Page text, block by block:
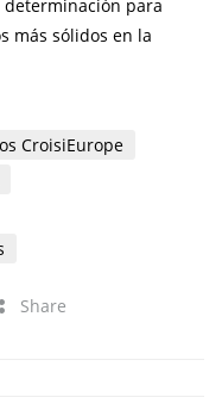
determinación para
más sólidos en la
CroisiEurope
Share